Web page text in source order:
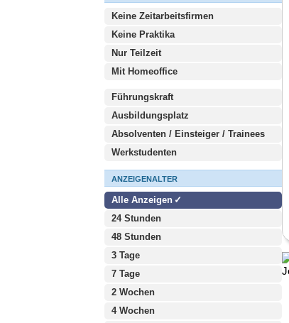
Keine Zeitarbeitsfirmen
Keine Praktika
Nur Teilzeit
Mit Homeoffice
Führungskraft
Ausbildungsplatz
Absolventen / Einsteiger / Trainees
Werkstudenten
ANZEIGENALTER
Alle Anzeigen
24 Stunden
48 Stunden
3 Tage
7 Tage
2 Wochen
4 Wochen